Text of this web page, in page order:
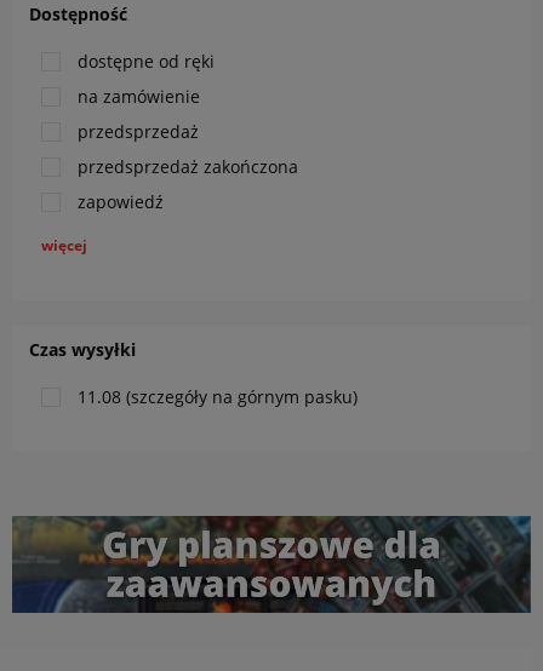
Dostępność
dostępne od ręki
na zamówienie
przedsprzedaż
przedsprzedaż zakończona
zapowiedź
więcej
Czas wysyłki
11.08 (szczegóły na górnym pasku)